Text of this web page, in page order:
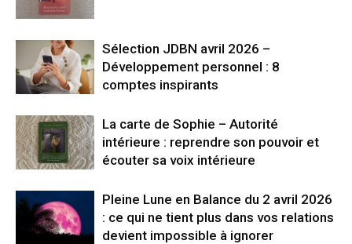
Sélection JDBN avril 2026 –
Développement personnel : 8
comptes inspirants
La carte de Sophie – Autorité
intérieure : reprendre son pouvoir et
écouter sa voix intérieure
Pleine Lune en Balance du 2 avril 2026
: ce qui ne tient plus dans vos relations
devient impossible à ignorer